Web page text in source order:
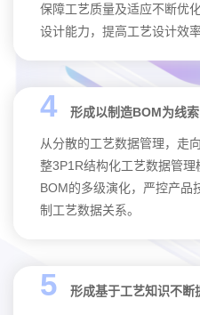
保障工艺质量及适应不断优
设计能力，提高工艺设计效率
4 形成以制造BOM为线
从分散的工艺数据管理，走
整3P1R结构化工艺数据管
BOM的多级演化，严控产品
制工艺数据关系。
5 形成基于工艺知识不断